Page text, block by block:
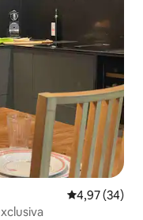
4,97 de uma
4,97 (34)